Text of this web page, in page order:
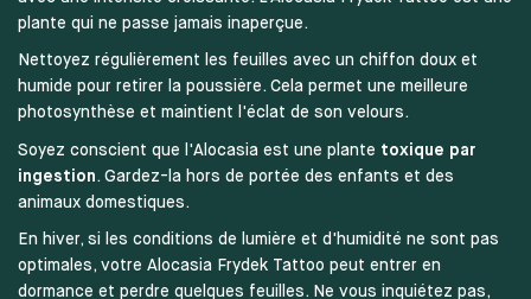
plante qui ne passe jamais inaperçue.
Nettoyez régulièrement les feuilles avec un chiffon doux et
humide pour retirer la poussière. Cela permet une meilleure
photosynthèse et maintient l'éclat de son velours.
Soyez conscient que l'Alocasia est une plante toxique par
ingestion. Gardez-la hors de portée des enfants et des
animaux domestiques.
En hiver, si les conditions de lumière et d'humidité ne sont pas
optimales, votre Alocasia Frydek Tattoo peut entrer en
dormance et perdre quelques feuilles. Ne vous inquiétez pas,